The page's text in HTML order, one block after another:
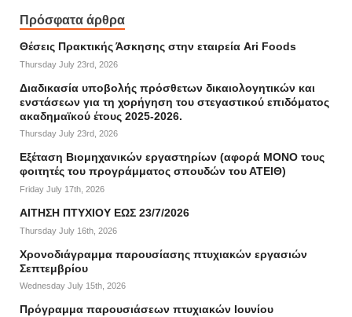
Πρόσφατα άρθρα
Θέσεις Πρακτικής Άσκησης στην εταιρεία Ari Foods
Thursday July 23rd, 2026
Διαδικασία υποβολής πρόσθετων δικαιολογητικών και
ενστάσεων για τη χορήγηση του στεγαστικού επιδόματος
ακαδημαϊκού έτους 2025-2026.
Thursday July 23rd, 2026
Εξέταση Βιομηχανικών εργαστηρίων (αφορά ΜΟΝΟ τους
φοιτητές του προγράμματος σπουδών του ΑΤΕΙΘ)
Friday July 17th, 2026
ΑΙΤΗΣΗ ΠΤΥΧΙΟΥ ΕΩΣ 23/7/2026
Thursday July 16th, 2026
Χρονοδιάγραμμα παρουσίασης πτυχιακών εργασιών
Σεπτεμβρίου
Wednesday July 15th, 2026
Πρόγραμμα παρουσιάσεων πτυχιακών Ιουνίου